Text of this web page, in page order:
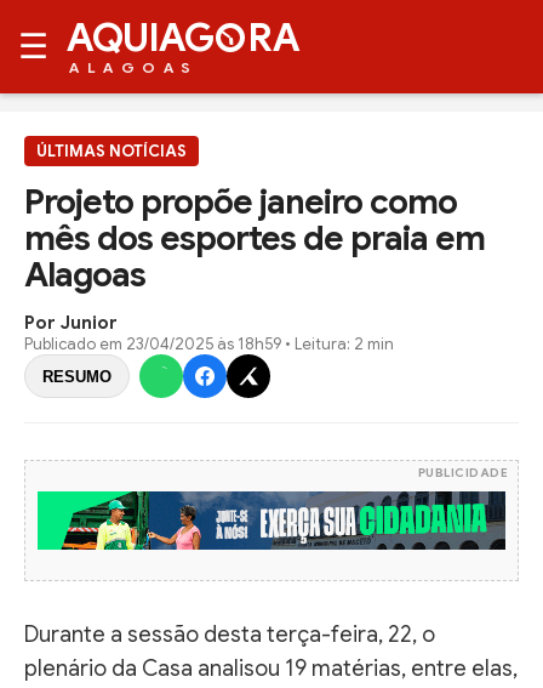
☰ AQUIAG RA
ALAGOAS
ÚLTIMAS NOTÍCIAS
Projeto propõe janeiro como
mês dos esportes de praia em
Alagoas
Por Junior
Publicado em 23/04/2025 às 18h59 • Leitura: 2 min
RESUMO
PUBLICIDADE
Durante a sessão desta terça-feira, 22, o
plenário da Casa analisou 19 matérias, entre elas,